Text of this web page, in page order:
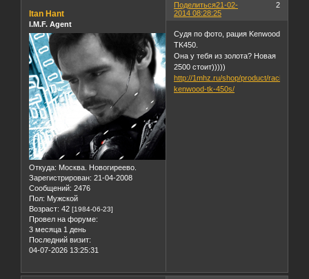
Поделиться 2
21-02-
2014 08:28:25
Itan Hant
I.M.F. Agent
Откуда: Москва. Новогиреево.
Зарегистрирован: 21-04-2008
Сообщений: 2476
Пол: Мужской
Возраст: 42 [1984-06-23]
Провел на форуме:
3 месяца 1 день
Последний визит:
04-07-2026 13:25:31
Судя по фото, рация Kenwood
TK450.
Она у тебя из золота? Новая
2500 стоит)))))
http://1mhz.ru/shop/product/racija-
kenwood-tk-450s/